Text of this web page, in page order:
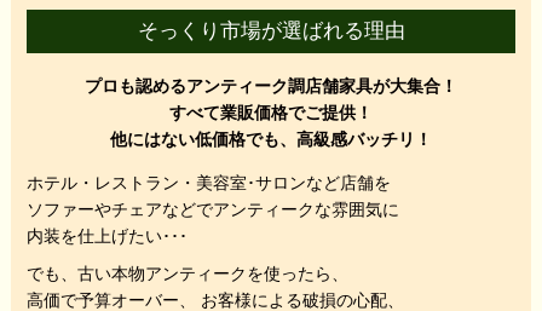
そっくり市場が選ばれる理由
プロも認めるアンティーク調店舗家具が大集合！
すべて業販価格でご提供！
他にはない低価格でも、高級感バッチリ！
ホテル・レストラン・美容室･サロンなど店舗を
ソファーやチェアなどでアンティークな雰囲気に
内装を仕上げたい･･･
でも、 古い本物アンティークを使ったら、
高価で予算オーバー、 お客様による破損の心配、